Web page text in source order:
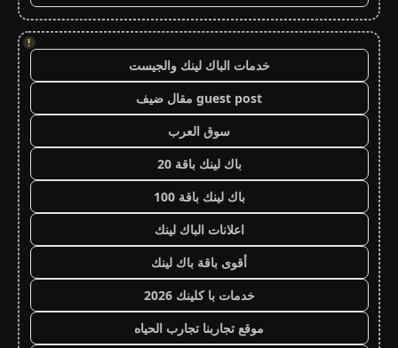
!
خدمات الباك لينك والجيست
guest post مقال ضيف
سوق العرب
باك لينك باقة 20
باك لينك باقة 100
اعلانات الباك لينك
أقوى باقة باك لينك
خدمات با كلينك 2026
موقع تجاربنا تجارب الحياه